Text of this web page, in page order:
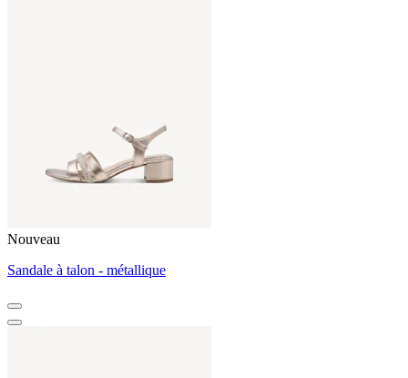
Nouveau
Sandale à talon - métallique